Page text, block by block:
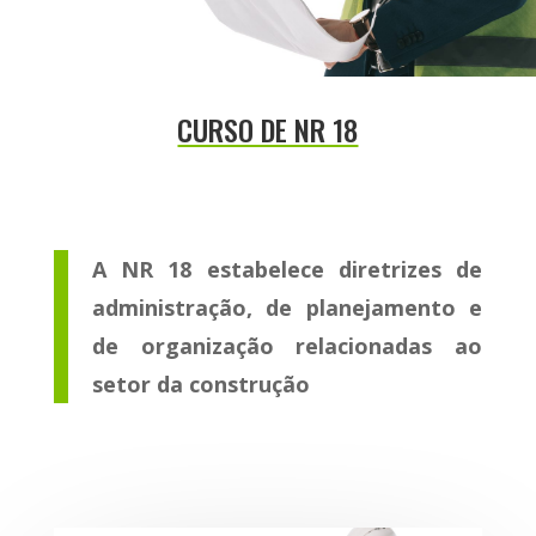
CURSO DE NR 18
A NR 18 estabelece diretrizes de
administração, de planejamento e
de organização relacionadas ao
setor da construção